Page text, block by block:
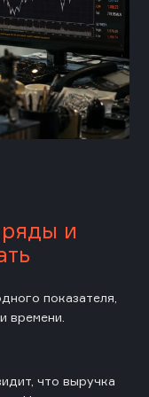
и
показателя,
времени.
что выручка